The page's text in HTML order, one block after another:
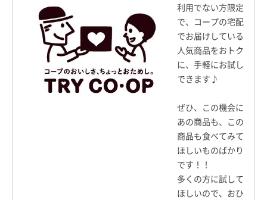
利用でない方限定
で、コープの宅配
でお届けしている
人気商品をおトク
に、手軽にお試し
できます♪
ぜひ、この機会に
あの商品も、この
商品も食べてみて
ほしいものばかり
です！！
多くの方に試して
ほしいので、おひ